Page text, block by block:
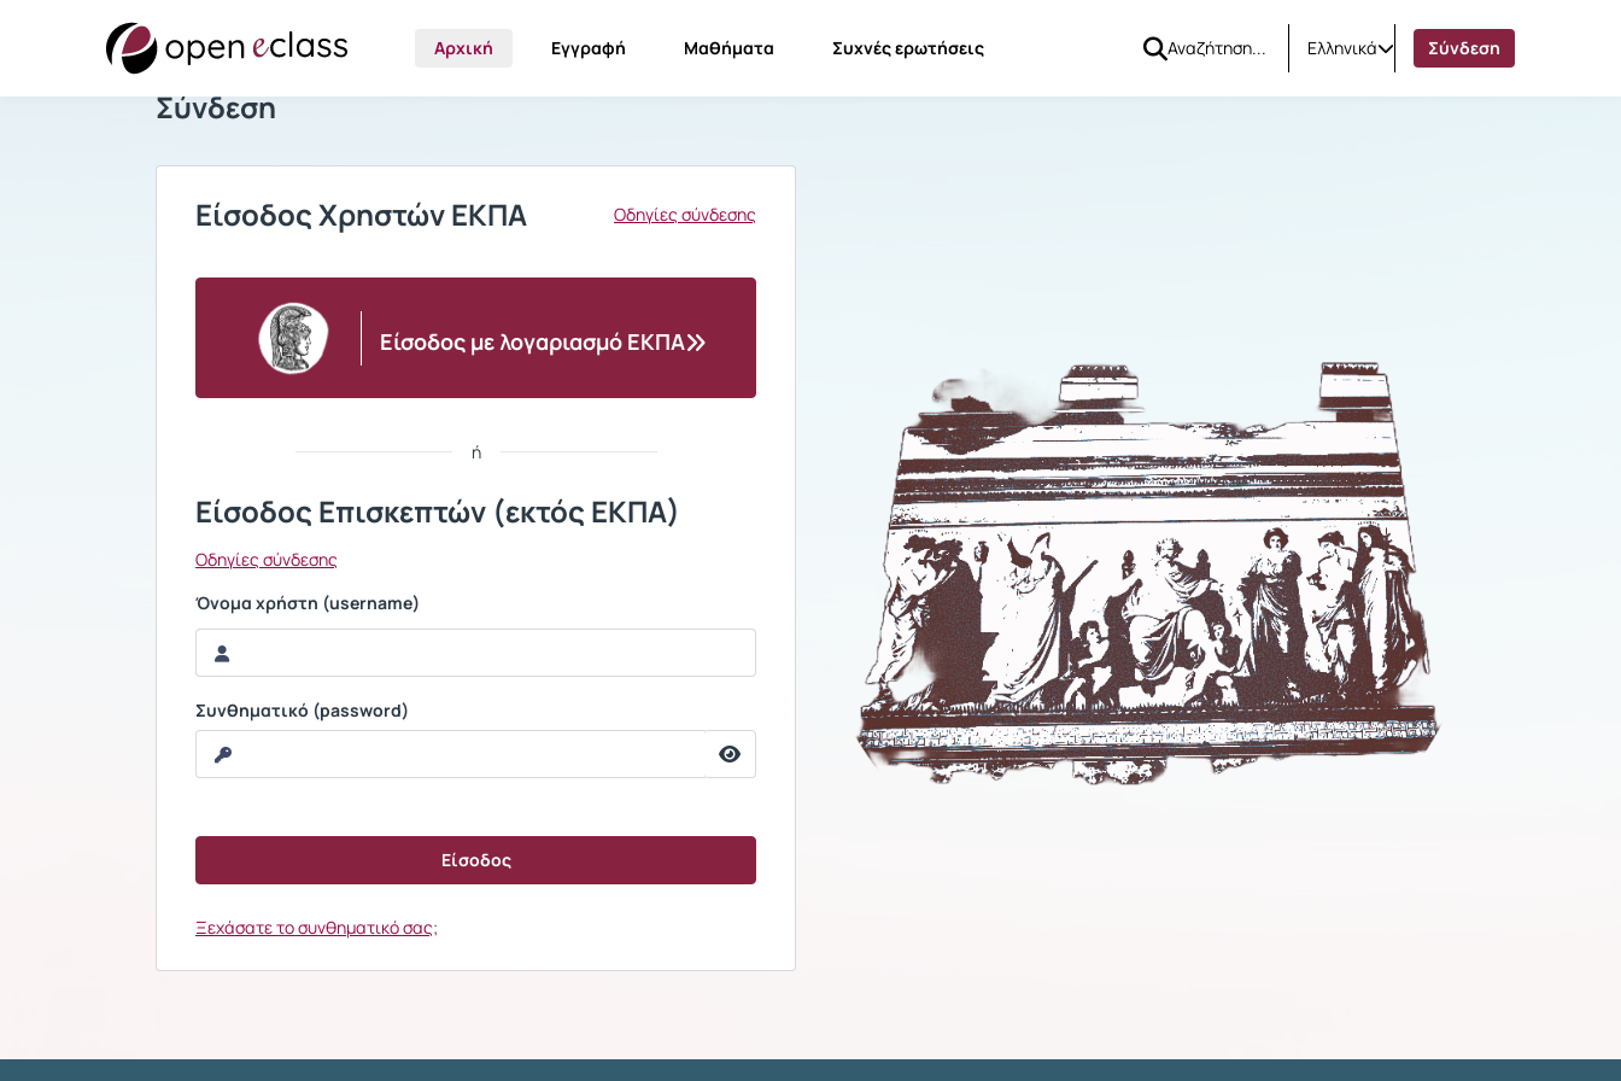
Αρχική Εγγραφή Μαθήματα Συχνές ερωτήσεις Ελληνικά Σύνδεση
Σύνδεση
Είσοδος Χρηστών ΕΚΠΑ Οδηγίες σύνδεσης
Είσοδος με λογαριασμό ΕΚΠΑ
ή
Είσοδος Επισκεπτών (εκτός ΕΚΠΑ)
Οδηγίες σύνδεσης
Όνομα χρήστη (username)
Συνθηματικό (password)
Ξεχάσατε το συνθηματικό σας;